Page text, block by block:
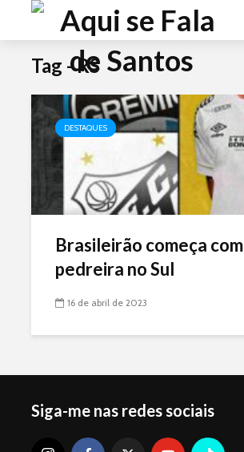
Tag - RS
DESTAQUES
Brasileirão começa com
pedreira no Sul
16 de abril de 2023
Siga-me nas redes sociais